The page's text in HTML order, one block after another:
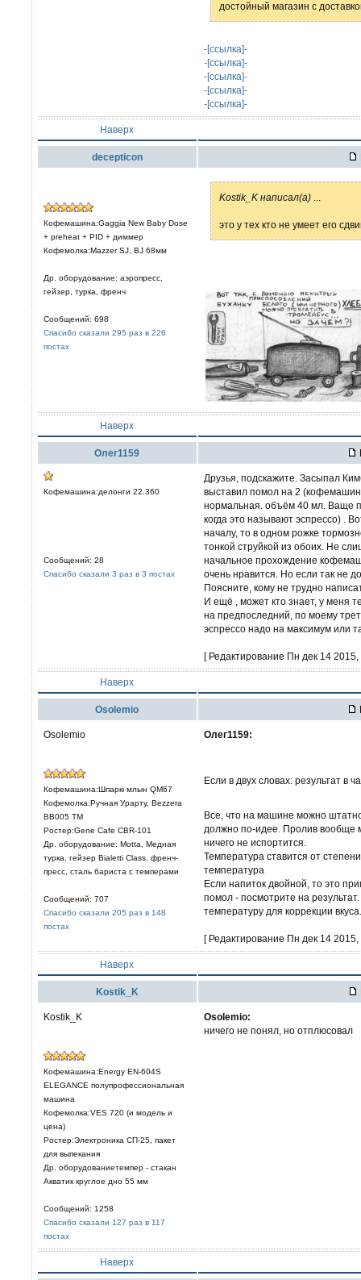
достойный магазин с
-[ссылка]-
-[ссылка]-
-[ссылка]-
-[ссылка]-
-[ссылка]-
Наверх
decepticon
Кофемашина:Gaggia New Baby Dose
+ preheat + PID + диммер
Кофемолка:Mazzer SJ, BJ 68мм
Др. оборудование: аэропресс,
гейзер, турка, френч
Сообщений: 698
Спасибо сказали 295 раз в 226
постах
Kostik_K написал(а)
это у тех кто не умеет его
Наверх
Олег1159
Кофемашина:делонги 22.360
Сообщений: 28
Спасибо сказали 3 раз в 3 постах
Друзья, подскажите. Засыпал
выставил помол на 2
нормальная. объём 40 мл. Ваще
когда это называют эспрессо) .
началу, то в одном рожке
тонкой струйкой из обоих. Не
начальное прохождение
очень нравится. Но если так не
Поясните, кому не трудно
И ещё , может кто знает, у меня
на предпоследний, по моему
эспрессо надо на максимум или
[ Редактирование Пн дек 14 2015,
Наверх
Osolemio
Osolemio
Кофемашина:Шпаркi млын QM67
Кофемолка:Ручная Урарту, Bezzera
BB005 TM
Ростер:Gene Cafe CBR-101
Др. оборудование: Motta, Медная
турка, гейзер Bialetti Class, френч-
пресс, сталь бариста с темперами
Сообщений: 707
Спасибо сказали 205 раз в 148
постах
Олег1159:
Если в двух словах: результат в
Все, что на машине можно
должно по-идее. Пролив вообще
ничего не испортится.
Температура ставится от
температура
Если напиток двойной, то это
помол - посмотрите на
температуру для коррекции вкуса.
[ Редактирование Пн дек 14 2015,
Наверх
Kostik_K
Kostik_K
Кофемашина:Energy EN-604S
ELEGANCE полупрофессиональная
машина
Кофемолка:VES 720 (и модель и
цена)
Ростер:Электроника СП-25, пакет
для выпекания
Др. оборудованиетемпер - стакан
Акватик круглое дно 55 мм
Сообщений: 1258
Спасибо сказали 127 раз в 117
постах
Osolemio:
ничего не понял, но отплюсовал
Наверх